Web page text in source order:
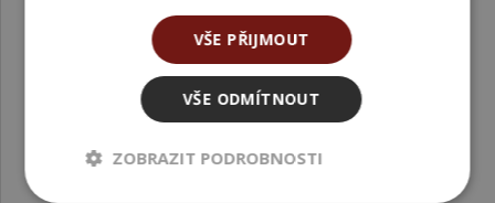
Vyrábí se fermentací rostlinného glycerinu, po které
následuje destilace a čištění. Výsledkem je 100% bio-
based, čistý a ekologický produkt s vysokou stabilitou a
Handymade.sk.
VŠE PŘIJMOUT
VŠE ODMÍTNOUT
ZOBRAZIT PODROBNOSTI